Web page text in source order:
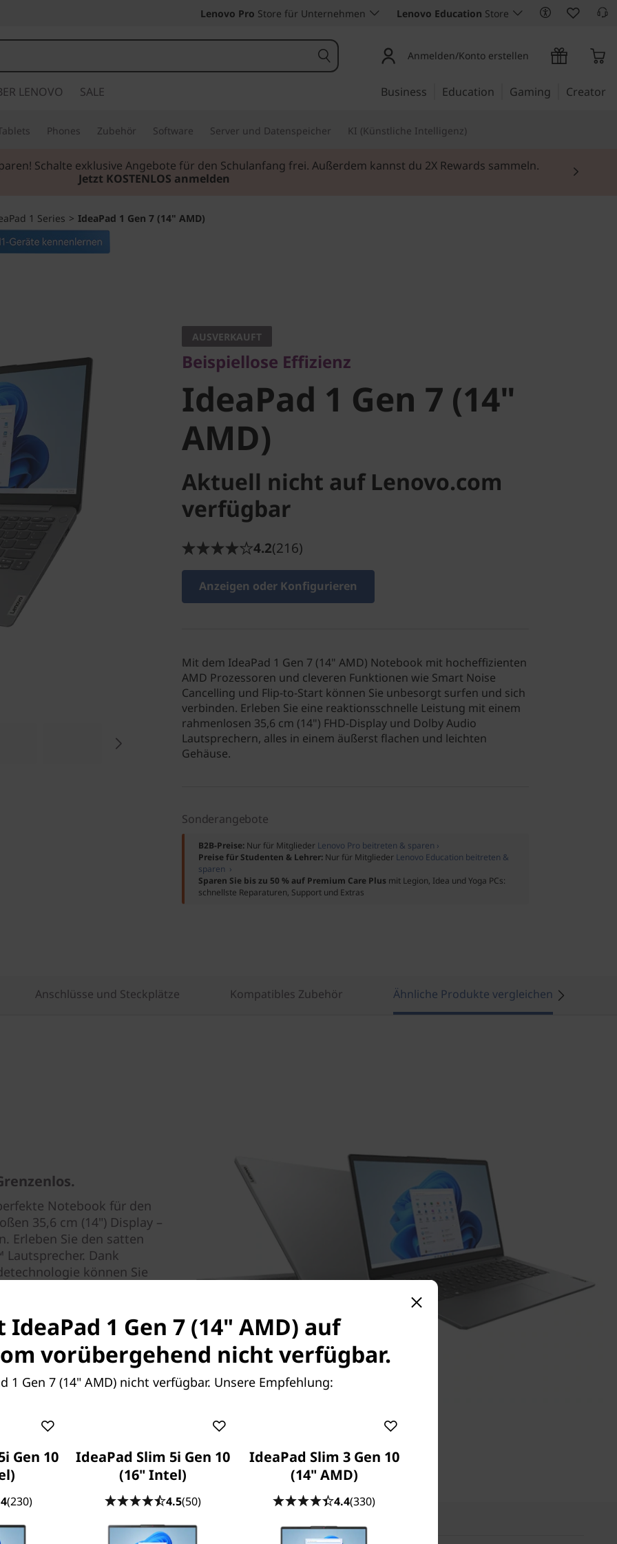
Lenovo Pro Store für Unternehmen Lenovo Education Store
Anmelden/Konto erstellen
LENOVO SALE Business Education Gaming Creator
Phones Zubehör Software Server und Datenspeicher KI (Künstliche Intelligenz)
Schalte exklusive Angebote für den Schulanfang frei. Außerdem kannst du 2X Rewards sammeln.
Jetzt KOSTENLOS anmelden
1 Series > IdeaPad 1 Gen 7 (14" AMD)
IdeaPad 1 Gen 7
(14" AMD)
AUSVERKAUFT
Beispiellose Effizienz
IdeaPad 1 Gen 7 (14"
AMD)
Aktuell nicht auf Lenovo.com
verfügbar
4.2(216)
Anzeigen oder Konfigurieren
Mit dem IdeaPad 1 Gen 7 (14" AMD) Notebook mit hocheffizienten
AMD Prozessoren und cleveren Funktionen wie Smart Noise
Cancelling und Flip-to-Start können Sie unbesorgt surfen und sich
verbinden. Erleben Sie eine reaktionsschnelle Leistung mit einem
rahmenlosen 35,6 cm (14") FHD-Display und Dolby Audio
Lautsprechern, alles in einem äußerst flachen und leichten
Gehäuse.
Sonderangebote
B2B-Preise: Nur für Mitglieder Lenovo Pro beitreten & sparen ›
Preise für Studenten & Lehrer: Nur für Mitglieder Lenovo Education beitreten &
sparen ›
Sparen Sie bis zu 50 % auf Premium Care Plus mit Legion, Idea und Yoga PCs:
schnellste Reparaturen, Support und Extras
Anschlüsse und Steckplätze Kompatibles Zubehör Ähnliche Produkte vergleichen
Notebook für den
35,6 cm (14") Display –
Erleben Sie den satten
Dank
können Sie
die HD-Webcam mit
Qualität führen.
1 Gen 7 (14" AMD) auf
vorübergehend nicht verfügbar.
1 Gen 7 (14" AMD) nicht verfügbar. Unsere Empfehlung:
Gen 10
(230)
IdeaPad Slim 5i Gen 10
(16" Intel)
4.5(50)
IdeaPad Slim 3 Gen 10
(14" AMD)
4.4(330)